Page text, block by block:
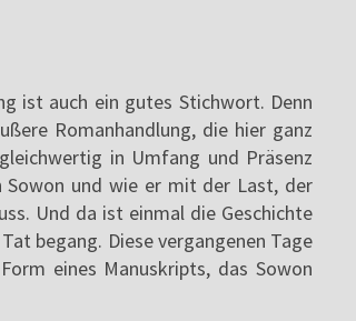
ist auch ein gutes Stichwort. Denn
Romanhandlung, die hier ganz
in Umfang und Präsenz
Sowon und wie er mit der Last, der
Und da ist einmal die Geschichte
begang. Diese vergangenen Tage
eines Manuskripts, das Sowon